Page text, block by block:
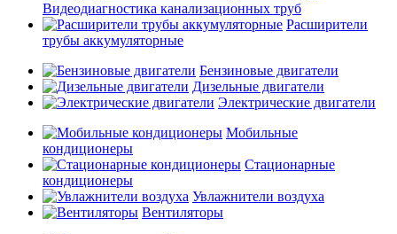
Видеодиагностика канализационных труб
Расширители
трубы аккумуляторные
Бензиновые двигатели
Дизельные двигатели
Электрические двигатели
Мобильные
кондиционеры
Стационарные
кондиционеры
Увлажнители воздуха
Вентиляторы